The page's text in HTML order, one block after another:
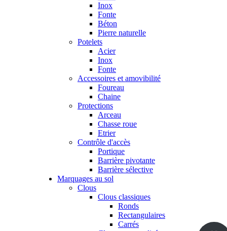
Inox
Fonte
Béton
Pierre naturelle
Potelets
Acier
Inox
Fonte
Accessoires et amovibilité
Foureau
Chaine
Protections
Arceau
Chasse roue
Etrier
Contrôle d'accès
Portique
Barrière pivotante
Barrière sélective
Marquages au sol
Clous
Clous classiques
Ronds
Rectangulaires
Carrés